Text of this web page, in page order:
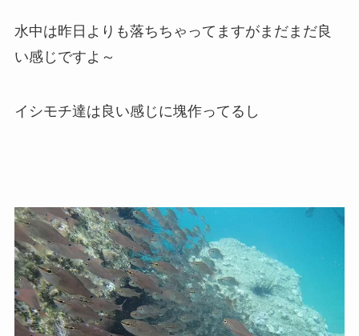
水中は昨日よりも落ちちゃってますがまだまだ良
い感じですよ～
イシモチ達は良い感じに塊作ってるし